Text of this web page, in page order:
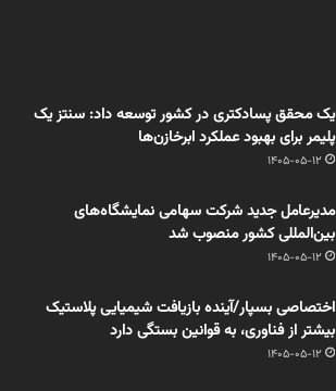
یک محقق پسادکتری در کشور توسعه داد: سنتز یک
پلیمر برای بهبود عملکرد ابرخازن‌ها
1405-05-12
مدیرعامل جدید شرکت سهامی نمایشگاه‌های
بین‌المللی کشور منصوب شد
1405-05-12
اختصاصی بسپار/آینده بازیافت شیمیایی پلاستیک
بیشتر از فناوری، به قوانین بستگی دارد
1405-05-12